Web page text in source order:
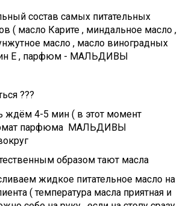
состав самых питательных
( масло Карите , миндальное масло ,
масло , масло виноградных
Е , парфюм - МАЛЬДИВЫ
???
ждём 4-5 мин ( в этот момент
парфюма МАЛЬДИВЫ
образом тают масла
жидкое питательное масло на
( температура масла приятная и